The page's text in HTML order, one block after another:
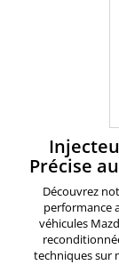
Précise
Découvrez
performance
véhicules
techniques sur